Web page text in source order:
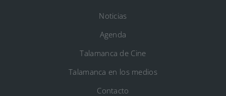
Noticias
Agenda
Talamanca de Cine
Talamanca en los medios
Contacto